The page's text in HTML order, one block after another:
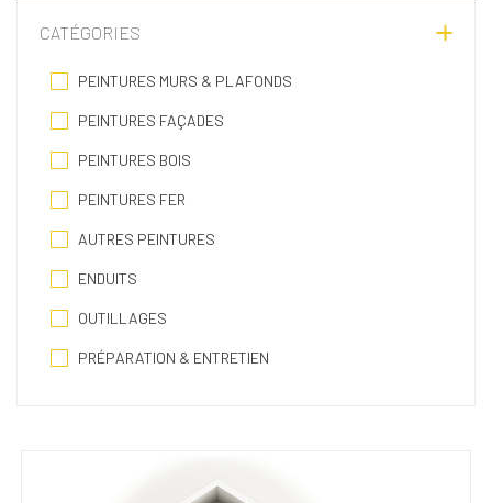
CATÉGORIES
PEINTURES MURS & PLAFONDS
PEINTURES FAÇADES
PEINTURES BOIS
PEINTURES FER
AUTRES PEINTURES
ENDUITS
OUTILLAGES
PRÉPARATION & ENTRETIEN